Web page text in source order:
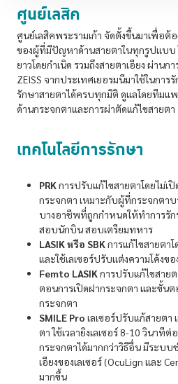
ศูนย์เลสิค
ศูนย์เลสิคพระรามเก้า จัดตั้งขึ้นมาเพื่อต้
ของผู้ที่มีปัญหาด้านสายตาในทุกรูปแบบ
ยาวโดยกำเนิด รวมถึงสายตาเอียง ผ่านก
ZEISS จากประเทศเยอรมนีมาใช้ในกา
รักษาสายตาได้ครบทุกมิติ ดูแลโดยทีมแ
ด้านกระจกตาและการผ่าตัดแก้ไขสายตา
เทคโนโลยีการรักษา
PRK การปรับแก้ไขสายตาโดยไม่เ
กระจกตา เหมาะกับผู้ที่กระจกตา
บางอาชีพที่ถูกกำหนดให้ทำการรัก
สอบนักบิน สอบเตรียมทหาร
LASIK หรือ SBK การแก้ไขสายตา
และใช้เลเซอร์ปรับแต่งความโค้งข
Femto LASIK การปรับแก้ไขสายต
ตอนการเปิดฝากระจกตา และขั้น
กระจกตา
SMILE Pro เลเซอร์ปรับแก้สายตา
ตา ใช้เวลายิงเลเซอร์ 8-10 วินาทีต่
กระจกตาได้มากกว่าวิธีอื่น มีระบ
เอียงของเลเซอร์ (OcuLign และ
มากขึ้น